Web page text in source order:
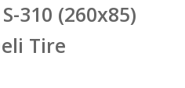
310 (260x85)
Tire